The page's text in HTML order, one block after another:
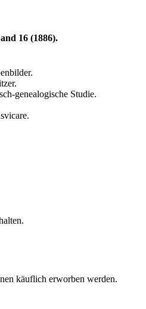
16 (1886).
genealogische Studie.
käuflich erworben werden.